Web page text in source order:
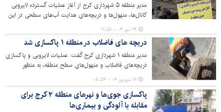
مدیر منطقه ۵ شهرداری کرج از آغاز عملیات گسترده لایروبی
کانال‌ها، منهول‌ها و دریچه‌های هدایت آب‌های سطحی در این
منطقه خبر داد.
۱۴ مهر ۰۴ - ۱۱:۵۶
دریچه های فاضلاب در منطقه ۱ پاکسازی شد
مدیر منطقه ۱ شهرداری کرج گفت: عملیات لایروبی و پاکسازی
دریچه‌های فاضلاب و منهول‌های سطح منطقه، به منظور
جلوگیری از آبگرفتگی معابر در آستانه فصل بارندگی، به صورت
گسترده در حال انجام است.
۱۶ شهریور ۰۴ - ۰۸:۵۴
پاکسازی جوی‌ها و نهرهای منطقه ۲ کرج برای
مقابله با آلودگی و بیماری‌ها